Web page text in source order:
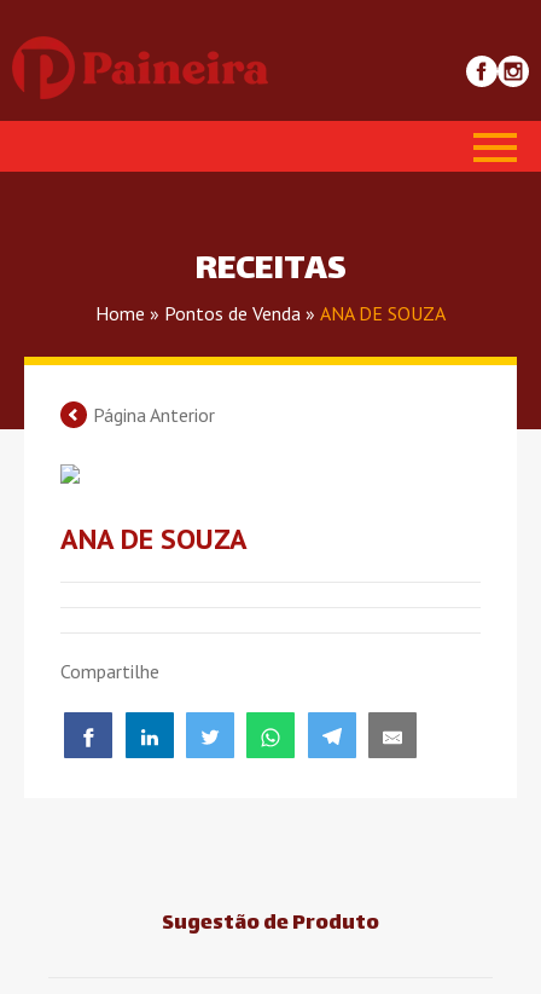
RECEITAS
Home » Pontos de Venda » ANA DE SOUZA
Página Anterior
ANA DE SOUZA
Compartilhe
Sugestão de Produto